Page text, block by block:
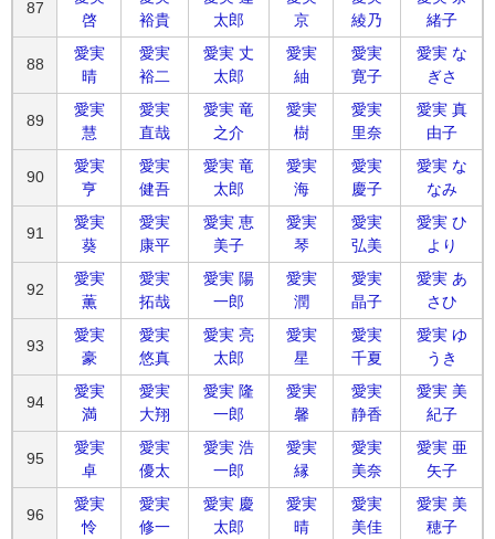
87
啓
裕貴
太郎
京
綾乃
緒子
88
愛実
晴
愛実
裕二
愛実 丈
太郎
愛実
紬
愛実
寛子
愛実 な
ぎさ
89
愛実
慧
愛実
直哉
愛実 竜
之介
愛実
樹
愛実
里奈
愛実 真
由子
90
愛実
亨
愛実
健吾
愛実 竜
太郎
愛実
海
愛実
慶子
愛実 な
なみ
91
愛実
葵
愛実
康平
愛実 恵
美子
愛実
琴
愛実
弘美
愛実 ひ
より
92
愛実
薫
愛実
拓哉
愛実 陽
一郎
愛実
潤
愛実
晶子
愛実 あ
さひ
93
愛実
豪
愛実
悠真
愛実 亮
太郎
愛実
星
愛実
千夏
愛実 ゆ
うき
94
愛実
満
愛実
大翔
愛実 隆
一郎
愛実
馨
愛実
静香
愛実 美
紀子
95
愛実
卓
愛実
優太
愛実 浩
一郎
愛実
縁
愛実
美奈
愛実 亜
矢子
96
愛実
怜
愛実
修一
愛実 慶
太郎
愛実
晴
愛実
美佳
愛実 美
穂子